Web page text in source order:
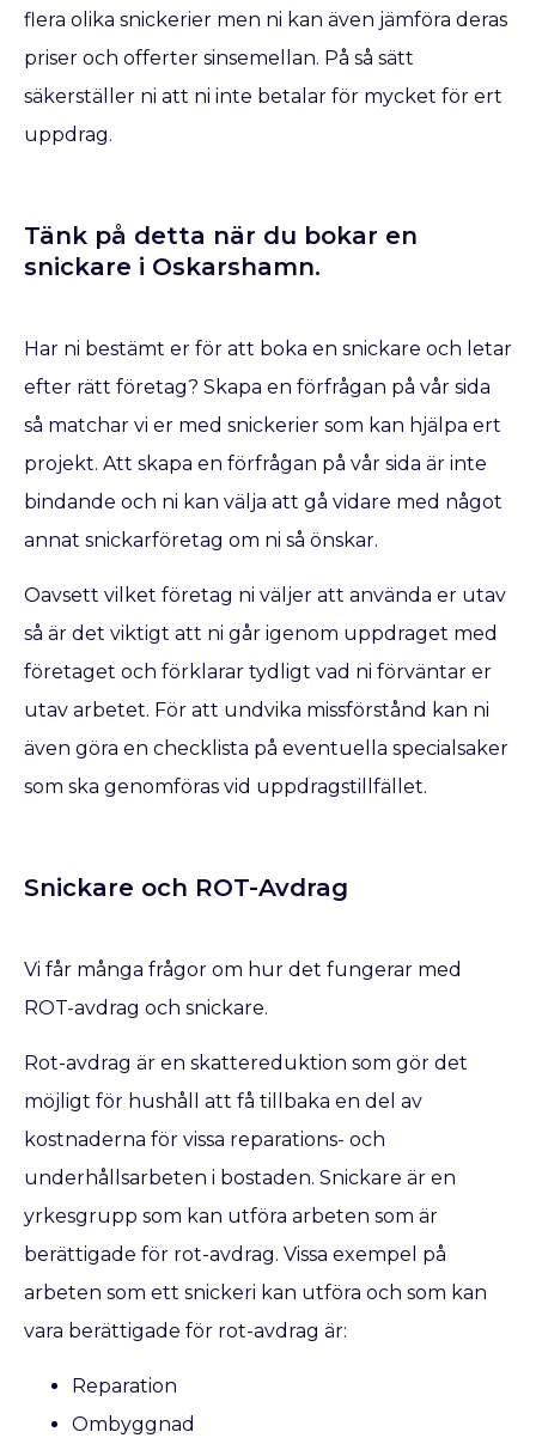
flera olika snickerier men ni kan även jämföra deras
priser och offerter sinsemellan. På så sätt
säkerställer ni att ni inte betalar för mycket för ert
uppdrag.
Tänk på detta när du bokar en
snickare​ i Oskarshamn.
Har ni bestämt er för att boka en snickare och letar
efter rätt företag? Skapa en förfrågan på vår sida
så matchar vi er med snickerier som kan hjälpa ert
projekt. Att skapa en förfrågan på vår sida är inte
bindande och ni kan välja att gå vidare med något
annat snickarföretag om ni så önskar.
Oavsett vilket företag ni väljer att använda er utav
så är det viktigt att ni går igenom uppdraget med
företaget och förklarar tydligt vad ni förväntar er
utav arbetet. För att undvika missförstånd kan ni
även göra en checklista på eventuella specialsaker
som ska genomföras vid uppdragstillfället.
Snickare och ROT-Avdrag
Vi får många frågor om hur det fungerar med
ROT-avdrag och snickare.
Rot-avdrag är en skattereduktion som gör det
möjligt för hushåll att få tillbaka en del av
kostnaderna för vissa reparations- och
underhållsarbeten i bostaden. Snickare är en
yrkesgrupp som kan utföra arbeten som är
berättigade för rot-avdrag. Vissa exempel på
arbeten som ett snickeri kan utföra och som kan
vara berättigade för rot-avdrag är:
Reparation
Ombyggnad